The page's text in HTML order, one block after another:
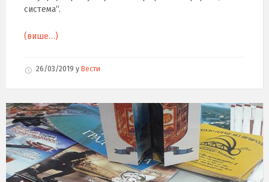
система“.
(више…)
26/03/2019 у Вести